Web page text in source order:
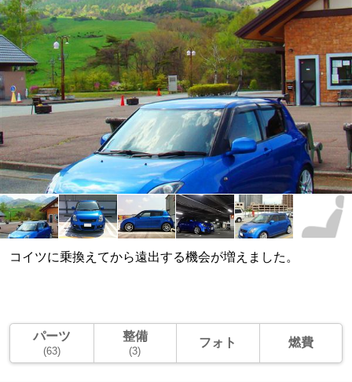
コイツに乗換えてから遠出する機会が増えました。
パーツ
(63)
整備
(3)
フォト 燃費